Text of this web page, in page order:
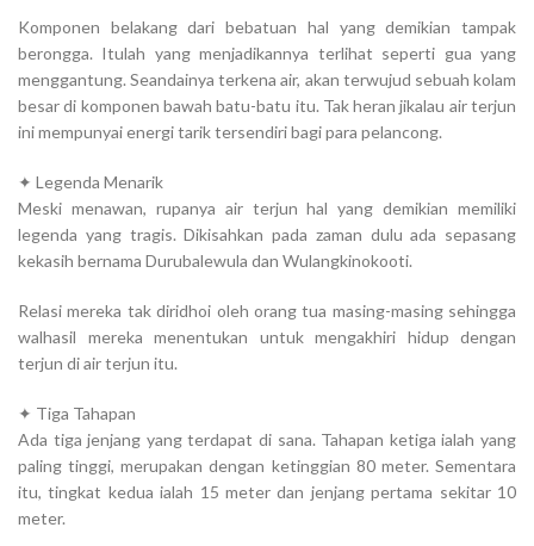
Komponen belakang dari bebatuan hal yang demikian tampak
berongga. Itulah yang menjadikannya terlihat seperti gua yang
menggantung. Seandainya terkena air, akan terwujud sebuah kolam
besar di komponen bawah batu-batu itu. Tak heran jikalau air terjun
ini mempunyai energi tarik tersendiri bagi para pelancong.
✦ Legenda Menarik
Meski menawan, rupanya air terjun hal yang demikian memiliki
legenda yang tragis. Dikisahkan pada zaman dulu ada sepasang
kekasih bernama Durubalewula dan Wulangkinokooti.
Relasi mereka tak diridhoi oleh orang tua masing-masing sehingga
walhasil mereka menentukan untuk mengakhiri hidup dengan
terjun di air terjun itu.
✦ Tiga Tahapan
Ada tiga jenjang yang terdapat di sana. Tahapan ketiga ialah yang
paling tinggi, merupakan dengan ketinggian 80 meter. Sementara
itu, tingkat kedua ialah 15 meter dan jenjang pertama sekitar 10
meter.